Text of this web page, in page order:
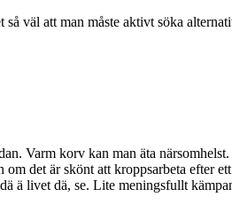
väl att man måste aktivt söka
Varm korv kan man äta
det är skönt att kroppsarbeta efter
dä, se. Lite meningsfullt